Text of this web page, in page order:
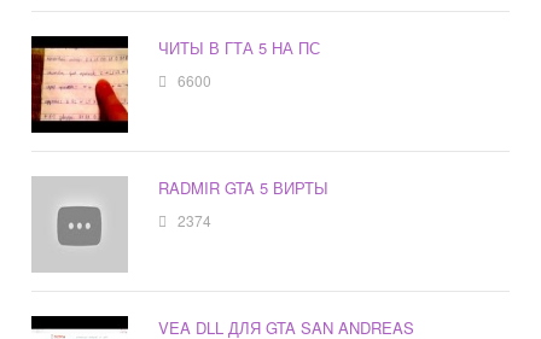
ЧИТЫ В ГТА 5 НА ПС
6600
RADMIR GTA 5 ВИРТЫ
2374
VEA DLL ДЛЯ GTA SAN ANDREAS